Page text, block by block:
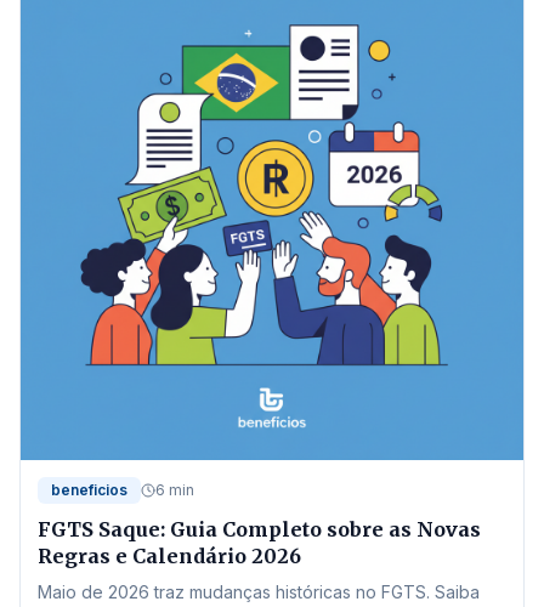
beneficios 6 min
FGTS Saque: Guia Completo sobre as Novas
Regras e Calendário 2026
Maio de 2026 traz mudanças históricas no FGTS. Saiba